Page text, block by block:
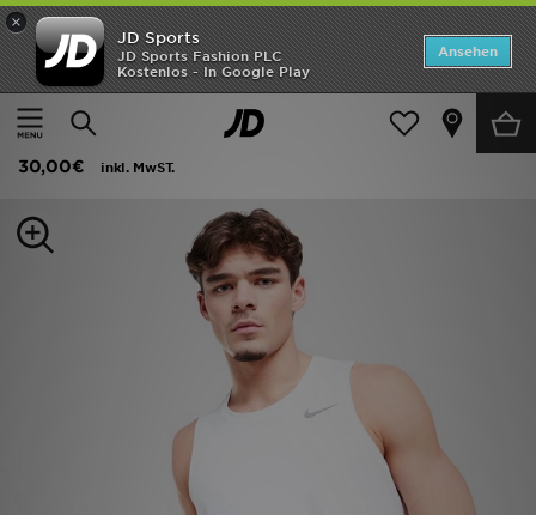
×
JD Sports
JD Sports Fashion PLC
Kostenlos - In Google Play
Ansehen
Home
Herren Herrenbekleidung T-Shirts und Tanktops
Nike Miler Tanktop
30,00€
inkl. MwST.
ANGEBOTE
Neuheiten
Kinder